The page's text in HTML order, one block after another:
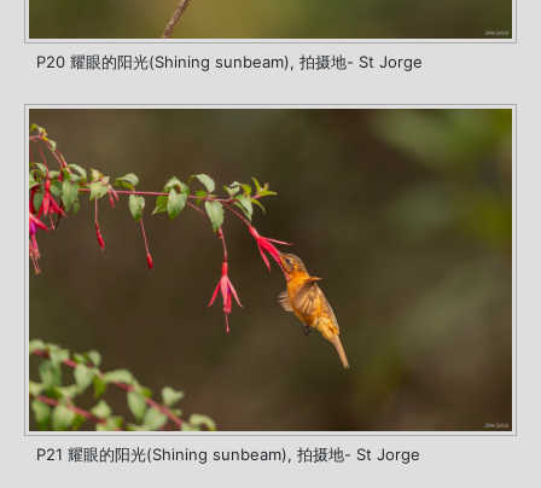
P20 耀眼的阳光(Shining sunbeam), 拍摄地- St Jorge
P21 耀眼的阳光(Shining sunbeam), 拍摄地- St Jorge